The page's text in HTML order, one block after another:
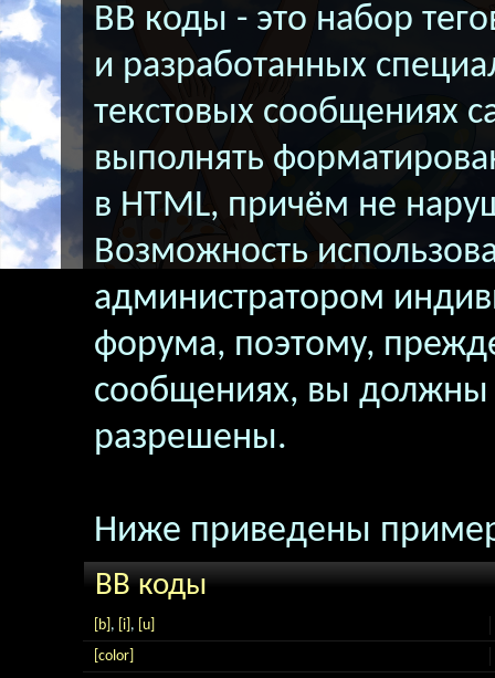
BB коды - это набор
и разработанных
текстовых сообщениях
выполнять
в HTML, причём не
Возможность
администратором
форума, поэтому,
сообщениях, вы должны
разрешены.
Ниже приведены
BB коды
[b] , [i] , [u]
[color]